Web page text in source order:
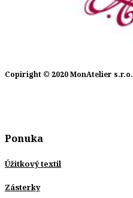
Copiright © 2020 MonAtelier s.r.o.
Ponuka
Úžitkový textil
Zásterky